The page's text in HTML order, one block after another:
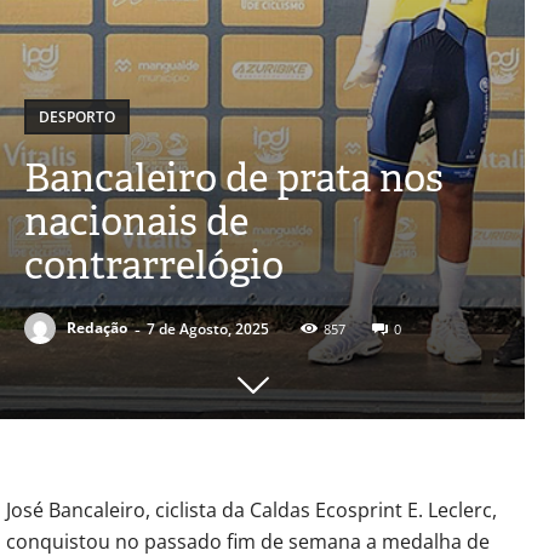
DESPORTO
Bancaleiro de prata nos
nacionais de
contrarrelógio
Redação - 7 de Agosto, 2025 857 0
José Bancaleiro, ciclista da Caldas Ecosprint E. Leclerc,
conquistou no passado fim de semana a medalha de